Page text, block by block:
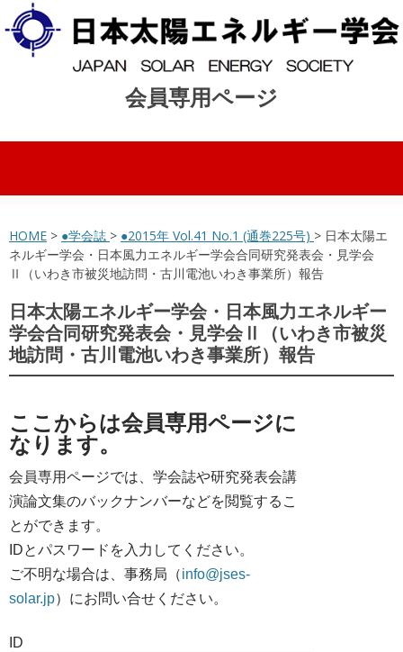
会員専用ページ
コンテンツへスキップ
HOME > ●学会誌 > ●2015年 Vol.41 No.1 (通巻225号) > 日本太陽エ
ネルギー学会・日本風力エネルギー学会合同研究発表会・見学会
Ⅱ（いわき市被災地訪問・古川電池いわき事業所）報告
日本太陽エネルギー学会・日本風力エネルギー
学会合同研究発表会・見学会Ⅱ（いわき市被災
地訪問・古川電池いわき事業所）報告
ここからは会員専用ページに
なります。
会員専用ページでは、学会誌や研究発表会講
演論文集のバックナンバーなどを閲覧するこ
とができます。
IDとパスワードを入力してください。
ご不明な場合は、事務局（info@jses-
solar.jp）にお問い合せください。
ID